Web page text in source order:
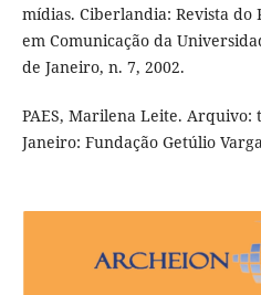
mídias. Ciberlandia: Revista do
em Comunicação da
de Janeiro, n. 7, 2002.
PAES, Marilena Leite. Arquivo:
Janeiro: Fundação Getúlio